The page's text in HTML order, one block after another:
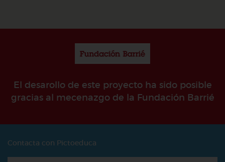
El desarollo de este proyecto ha sido posible
gracias al mecenazgo de la Fundación Barrié
Contacta con Pictoeduca